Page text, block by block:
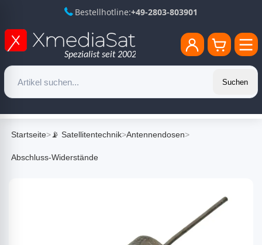
Bestellhotline:+49-2803-803901
Suchen
Startseite>📡 Satellitentechnik>Antennendosen>
Abschluss-Widerstände